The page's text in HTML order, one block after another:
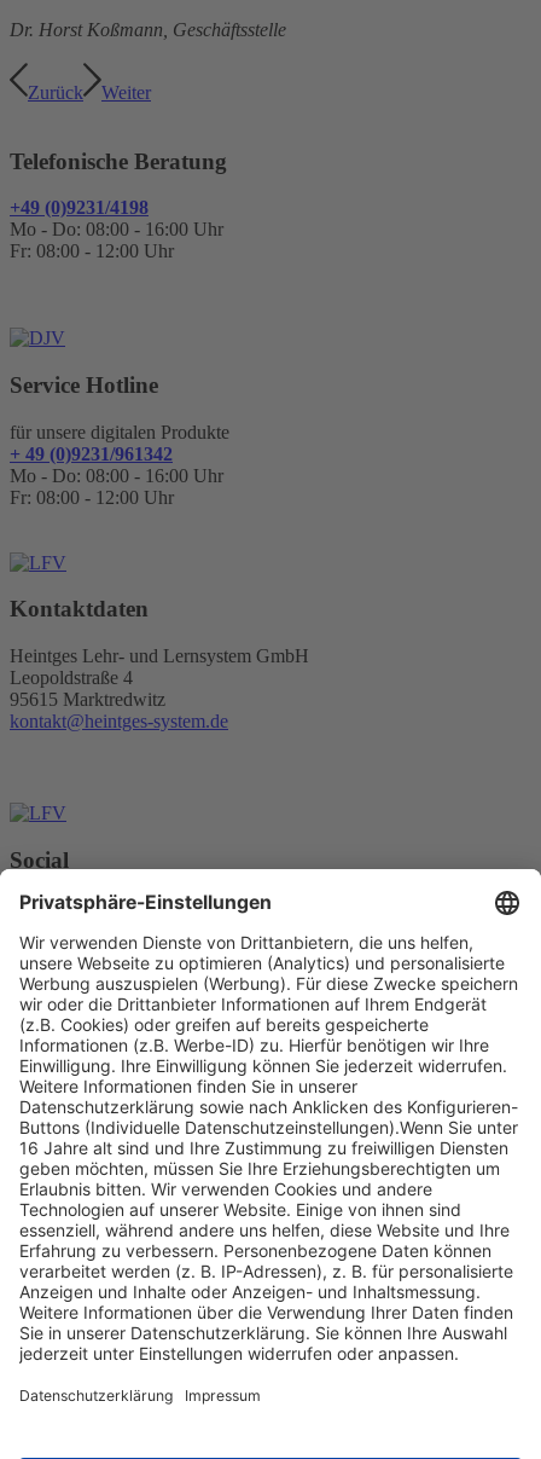
Dr. Horst Koßmann, Geschäftsstelle
Zurück Weiter
Telefonische Beratung
+49 (0)9231/4198
Mo - Do: 08:00 - 16:00 Uhr
Fr: 08:00 - 12:00 Uhr
Service Hotline
für unsere digitalen Produkte
+ 49 (0)9231/961342
Mo - Do: 08:00 - 16:00 Uhr
Fr: 08:00 - 12:00 Uhr
Kontaktdaten
Heintges Lehr- und Lernsystem GmbH
Leopoldstraße 4
95615 Marktredwitz
kontakt@heintges-system.de
Social
Facebook
Youtube
© Copyright - Heintges Lehr- und Lernsystem GmbH
Impressum
Informationspflichten
Datenschutz
Widerrufsbelehrung
Nach oben scrollen
Find Your Way!
Categories
E-Learning News (3)
Heintges News(3)
Messen(2)
Jagd(8)